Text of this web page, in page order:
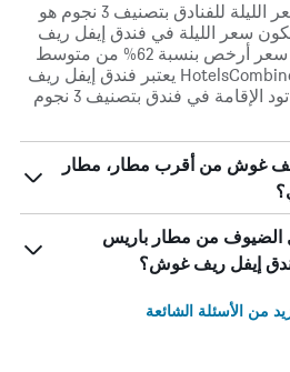
في باريس، يبلغ متوسط ​​سعر الليلة للفنادق بتصنيف 3 نجوم هو
سعر الليلة في فندق إيفل ريف
غوش حوالي 1,057 ﷼ وهو سعر أرخص بنسبة 62% من متوسط
الأسعار في المدينة. في HotelsCombined يعتبر فندق إيفل ريف
غوش صفقة جيدة إذا كنت تود الإقامة في فندق بتصنيف 3 نجوم
غوش من أقرب مطار، مطار
الضيوف من مطار باريس
إيفل ريف غوش؟
من الأسئلة الشائعة